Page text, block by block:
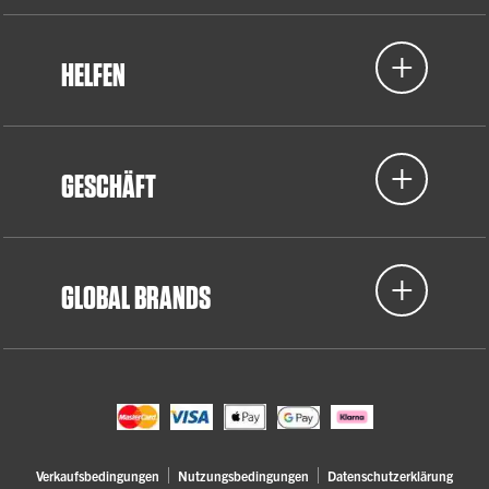
HELFEN
GESCHÄFT
GLOBAL BRANDS
Verkaufsbedingungen Nutzungsbedingungen Datenschutzerklärung